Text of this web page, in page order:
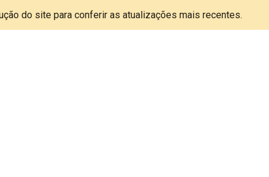
do site para conferir as atualizações mais recentes.